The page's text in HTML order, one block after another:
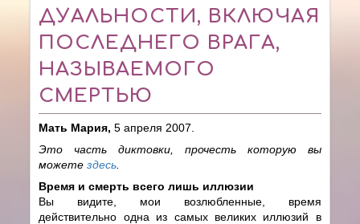
ДУАЛЬНОСТИ, ВКЛЮЧАЯ
ПОСЛЕДНЕГО ВРАГА,
НАЗЫВАЕМОГО
СМЕРТЬЮ
Мать Мария, 5 апреля 2007.
Это часть диктовки, прочесть которую вы
можетездесь
Время и смерть всего лишь иллюзии
Вы видите, мои возлюбленные, время
действительно одна из самых великих иллюзий в